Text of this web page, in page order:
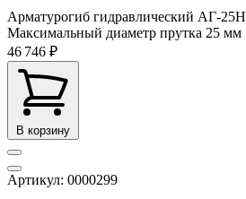
Арматурогиб гидравлический АГ-25Н
Максимальный диаметр прутка 25 мм
46 746 ₽
В корзину
Артикул: 0000299